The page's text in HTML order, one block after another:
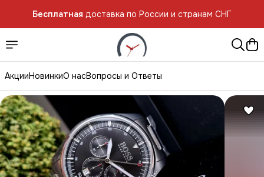
Бесплатная доставка по России и странам СНГ
доставка по России и странам СНГ
АкцииНовинкиО насВопросы и Ответы